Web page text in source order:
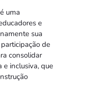
uma
e
sua
de
consolidar
e inclusiva, que